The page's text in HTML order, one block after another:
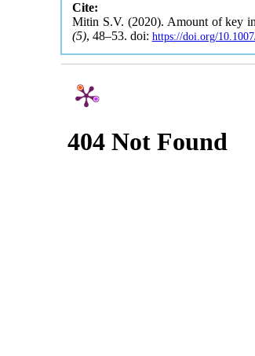
Cite:
Mitin S.V. (2020). Amount of key
(5), 48–53. doi: https://doi.org/